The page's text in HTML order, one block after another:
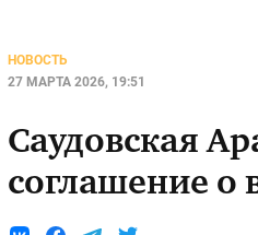
НОВОСТЬ
27 МАРТА 2026, 19:51
Саудовская
соглашение о